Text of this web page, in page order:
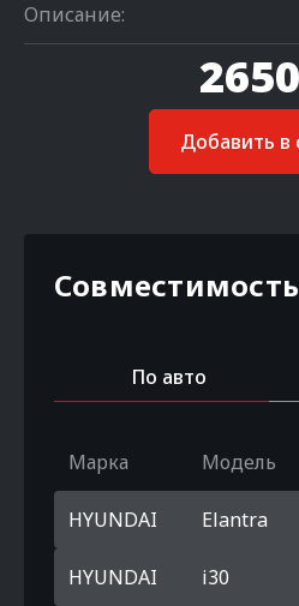
Описание:
Добавить в
Совместимость
По авто
Марка Модель
HYUNDAI Elantra
HYUNDAI i30